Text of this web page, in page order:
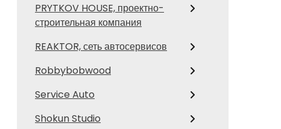
PRYTKOV HOUSE, проектно-
строительная компания
REAKTOR, сеть автосервисов
Robbybobwood
Service Auto
Shokun Studio